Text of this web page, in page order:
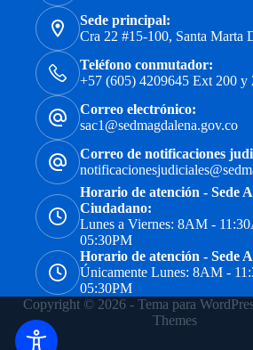
Sede principal:
Cra 22 #15-100, Santa Marta
Teléfono conmutador:
+57 (605) 4209645 Ext 200 y
Correo electrónico:
sac1@sedmagdalena.gov.co
Correo de notificaciones
Horario de atención - Sede
Ciudadano:
Lunes a Viernes: 8AM -
05:30PM
Horario de atención - Sede
Únicamente Lunes: 8AM -
05:30PM
Copyright © 2026 - Tema para
Themes